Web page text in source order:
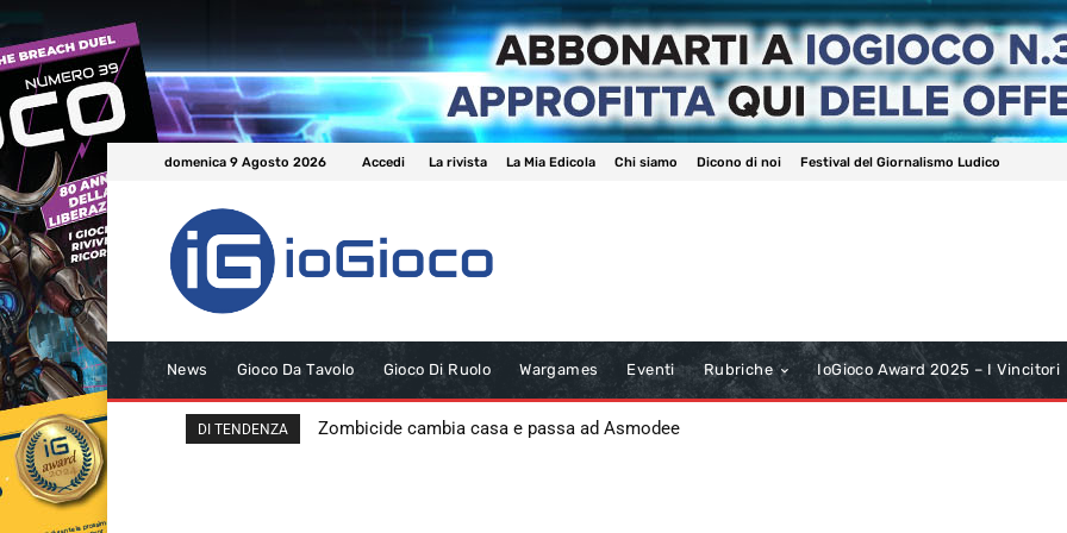
domenica 9 Agosto 2026 Accedi La rivista La Mia Edicola Chi siamo Dicono di noi Festival del Giornalismo Ludico
News Gioco Da Tavolo Gioco Di Ruolo Wargames Eventi Rubriche IoGioco Award 2025 – I Vincitori
DI TENDENZA Zombicide cambia casa e passa ad Asmodee